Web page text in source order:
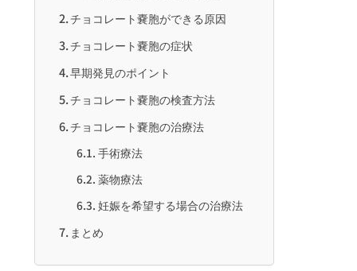
チョコレート嚢胞ができる原因
チョコレート嚢胞の症状
早期発見のポイント
チョコレート嚢胞の検査方法
チョコレート嚢胞の治療法
手術療法
薬物療法
妊娠を希望する場合の治療法
まとめ